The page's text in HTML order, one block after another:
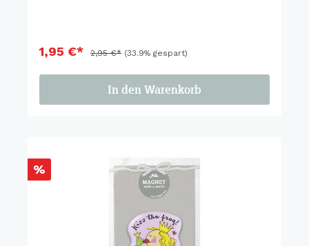
1,95 €* 2,95 €* (33.9% gespart)
In den Warenkorb
%